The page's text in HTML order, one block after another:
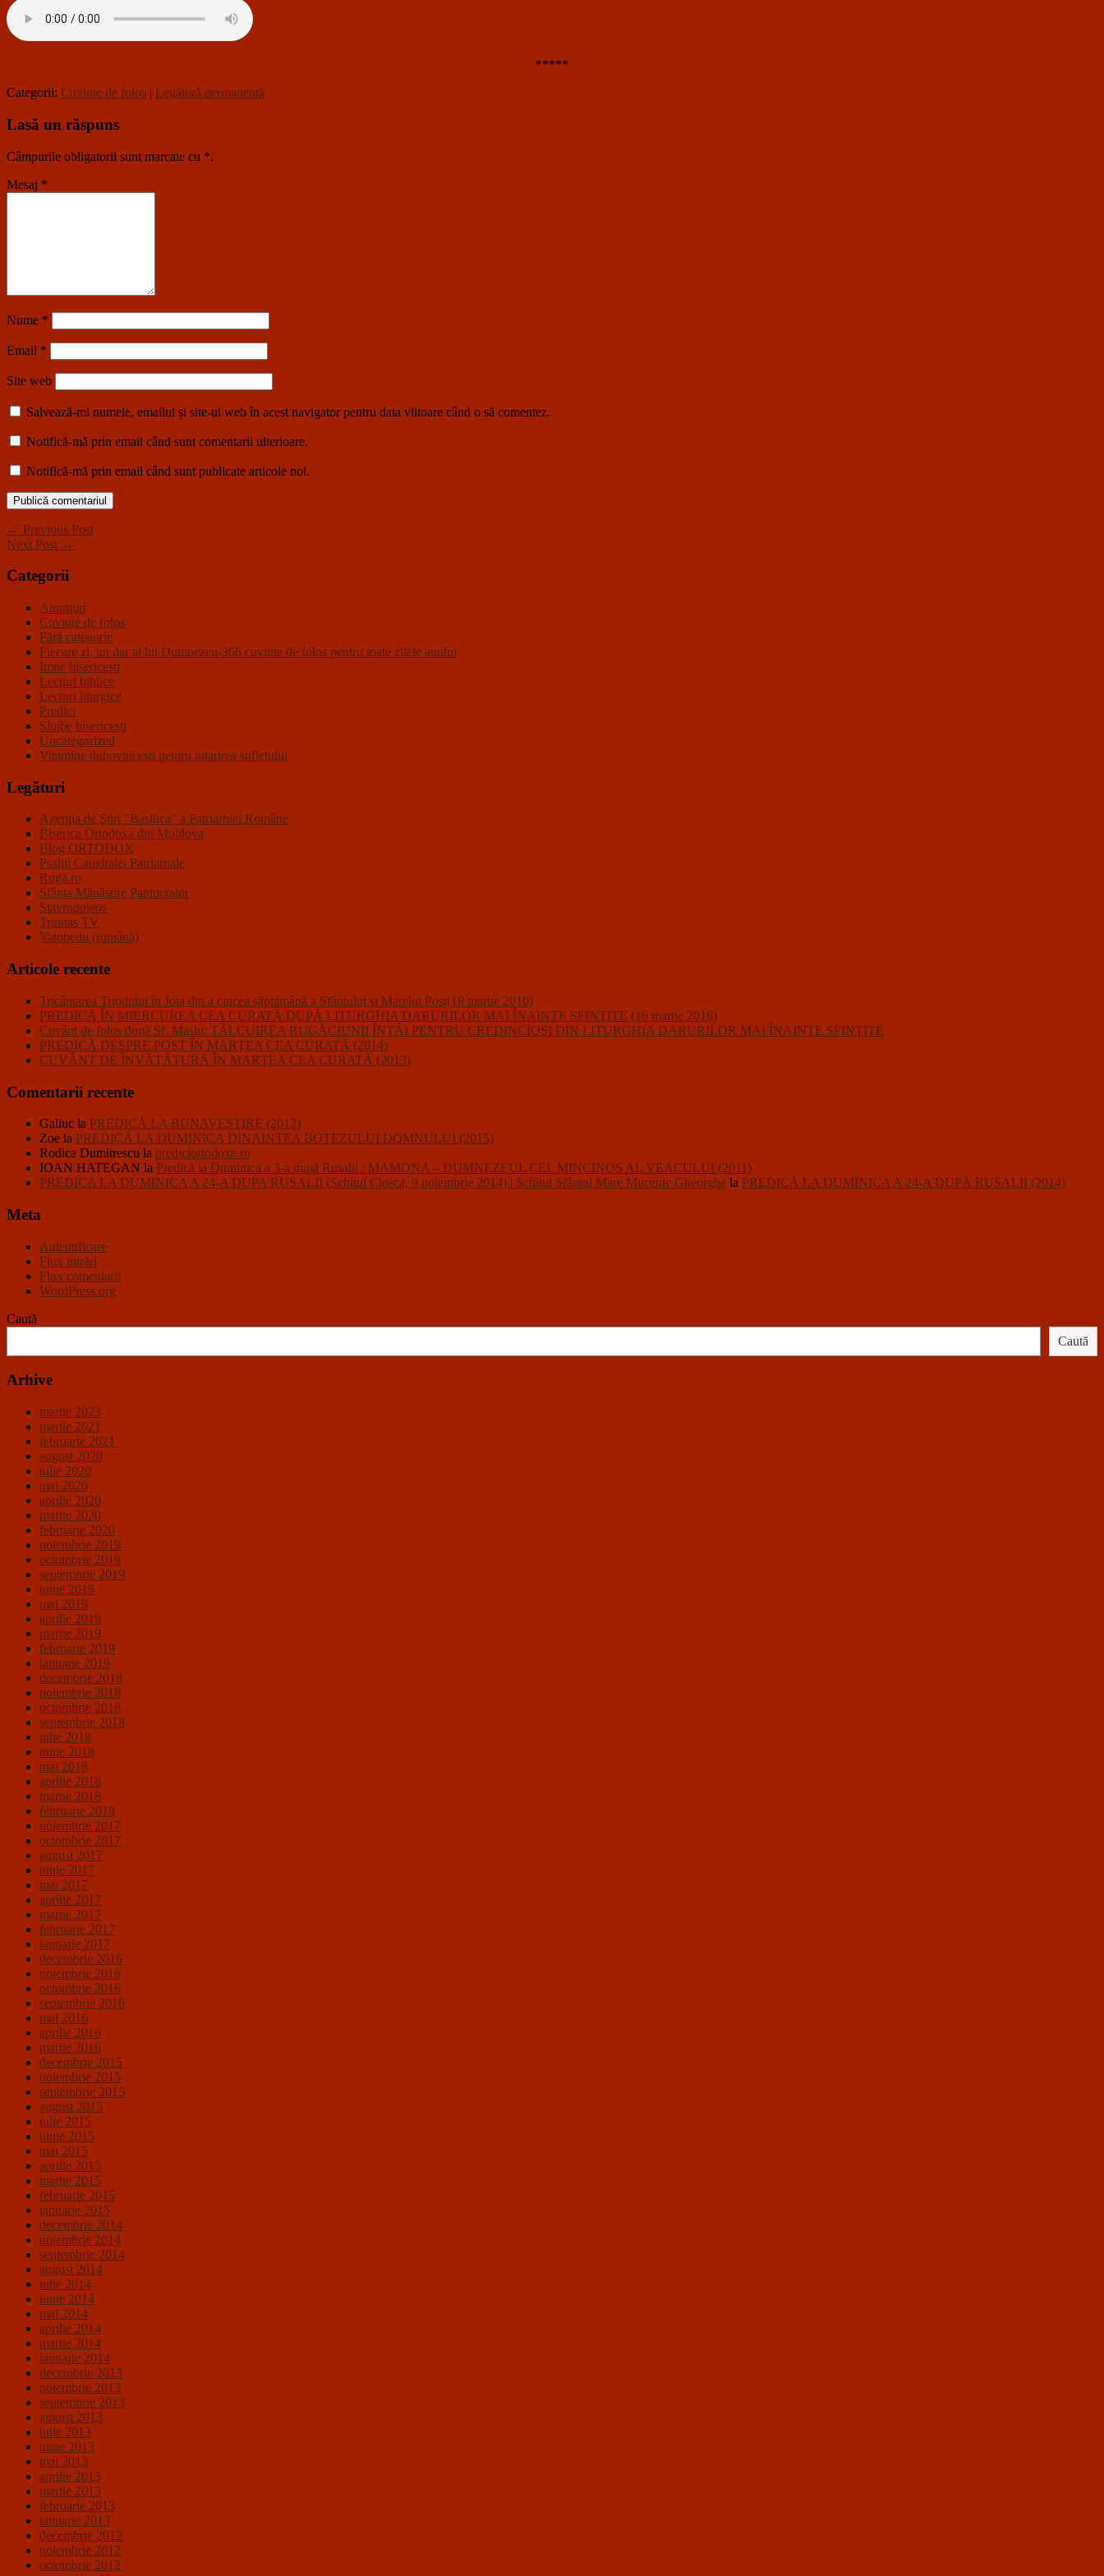
*****
Categorii: Cuvinte de folos | Legătură permanentă
Lasă un răspuns
Câmpurile obligatorii sunt marcate cu *.
Mesaj *
Nume *
Email *
Site web
Salvează-mi numele, emailul și site-ul web în acest navigator pentru data viitoare când o să comentez.
Notifică-mă prin email când sunt comentarii ulterioare.
Notifică-mă prin email când sunt publicate articole noi.
← Previous Post
Next Post →
Categorii
Anunţuri
Cuvinte de folos
Fără categorie
Fiecare zi, un dar al lui Dumnezeu-366 cuvinte de folos pentru toate zilele anului
Imne bisericeşti
Lecturi biblice
Lecturi liturgice
Predici
Slujbe bisericeşti
Uncategorized
Vitamine duhovnicesti pentru intarirea sufletului
Legături
Agenţia de Ştiri "Basilica" a Patriarhiei Române
Biserica Ortodoxa din Moldova
Blog ORTODOX
Psalţii Catedralei Patriarhale
Rugă.ro
Sfânta Mănăstire Pantocrator
Stavropoleos
Trinitas TV
Vatopedu (română)
Articole recente
Tricântarea Triodului în Joia din a cincea săptămână a Sfântului şi Marelui Post(18 martie 2010)
PREDICĂ ÎN MIERCUREA CEA CURATĂ DUPĂ LITURGHIA DARURILOR MAI ÎNAINTE SFINŢITE (16 martie 2016)
Cuvânt de folos după Sf. Maslu: TÂLCUIREA RUGĂCIUNII ÎNTÂI PENTRU CREDINCIOŞI DIN LITURGHIA DARURILOR MAI ÎNAINTE SFINŢITE
PREDICĂ DESPRE POST ÎN MARŢEA CEA CURATĂ (2014)
CUVÂNT DE ÎNVĂŢĂTURĂ ÎN MARŢEA CEA CURATĂ (2013)
Comentarii recente
Galiuc la PREDICĂ LA BUNAVESTIRE (2012)
Zoe la PREDICĂ LA DUMINICA DINAINTEA BOTEZULUI DOMNULUI (2015)
Rodica Dumitrescu la prediciortodoxe.ro
IOAN HATEGAN la Predică la Duminica a 3-a după Rusalii : MAMONA – DUMNEZEUL CEL MINCINOS AL VEACULUI (2011)
PREDICA LA DUMINICA A 24-A DUPA RUSALII (Schitul Closca, 9 noiembrie 2014) | Schitul Sfântul Mare Mucenic Gheorghe la PREDICĂ LA DUMINICA A 24-A DUPĂ RUSALII (2014)
Meta
Autentificare
Flux intrări
Flux comentarii
WordPress.org
Caută
Caută
Arhive
martie 2023
martie 2021
februarie 2021
august 2020
iulie 2020
mai 2020
aprilie 2020
martie 2020
februarie 2020
noiembrie 2019
octombrie 2019
septembrie 2019
iunie 2019
mai 2019
aprilie 2019
martie 2019
februarie 2019
ianuarie 2019
decembrie 2018
noiembrie 2018
octombrie 2018
septembrie 2018
iulie 2018
iunie 2018
mai 2018
aprilie 2018
martie 2018
februarie 2018
noiembrie 2017
octombrie 2017
august 2017
iunie 2017
mai 2017
aprilie 2017
martie 2017
februarie 2017
ianuarie 2017
decembrie 2016
noiembrie 2016
octombrie 2016
septembrie 2016
mai 2016
aprilie 2016
martie 2016
decembrie 2015
noiembrie 2015
septembrie 2015
august 2015
iulie 2015
iunie 2015
mai 2015
aprilie 2015
martie 2015
februarie 2015
ianuarie 2015
decembrie 2014
noiembrie 2014
septembrie 2014
august 2014
iulie 2014
iunie 2014
mai 2014
aprilie 2014
martie 2014
ianuarie 2014
decembrie 2013
noiembrie 2013
septembrie 2013
august 2013
iulie 2013
iunie 2013
mai 2013
aprilie 2013
martie 2013
februarie 2013
ianuarie 2013
decembrie 2012
noiembrie 2012
octombrie 2012